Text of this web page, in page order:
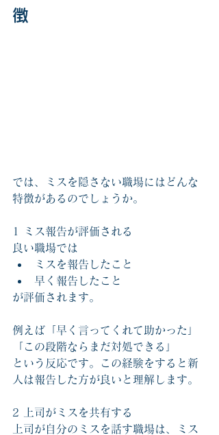
徴
では、ミスを隠さない職場にはどんな
特徴があるのでしょうか。
1 ミス報告が評価される
良い職場では
ミスを報告したこと
早く報告したこと
が評価されます。
例えば「早く言ってくれて助かった」
「この段階ならまだ対処できる」
という反応です。この経験をすると新
人は報告した方が良いと理解します。
2 上司がミスを共有する
上司が自分のミスを話す職場は、ミス